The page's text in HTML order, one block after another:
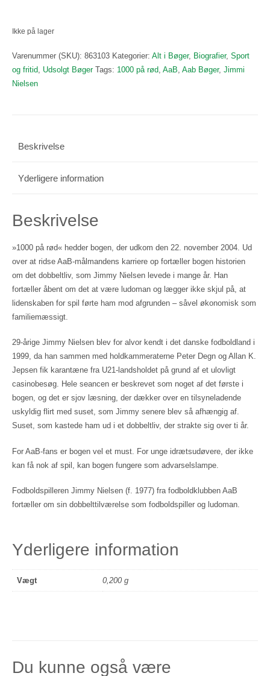
Ikke på lager
Varenummer (SKU): 863103 Kategorier: Alt i Bøger, Biografier, Sport
og fritid, Udsolgt Bøger Tags: 1000 på rød, AaB, Aab Bøger, Jimmi
Nielsen
Beskrivelse
Yderligere information
Beskrivelse
»1000 på rød« hedder bogen, der udkom den 22. november 2004. Ud
over at ridse AaB-målmandens karriere op fortæller bogen historien
om det dobbeltliv, som Jimmy Nielsen levede i mange år. Han
fortæller åbent om det at være ludoman og lægger ikke skjul på, at
lidenskaben for spil førte ham mod afgrunden – såvel økonomisk som
familiemæssigt.
29-årige Jimmy Nielsen blev for alvor kendt i det danske fodboldland i
1999, da han sammen med holdkammeraterne Peter Degn og Allan K.
Jepsen fik karantæne fra U21-landsholdet på grund af et ulovligt
casinobesøg. Hele seancen er beskrevet som noget af det første i
bogen, og det er sjov læsning, der dækker over en tilsyneladende
uskyldig flirt med suset, som Jimmy senere blev så afhængig af.
Suset, som kastede ham ud i et dobbeltliv, der strakte sig over ti år.
For AaB-fans er bogen vel et must. For unge idrætsudøvere, der ikke
kan få nok af spil, kan bogen fungere som advarselslampe.
Fodboldspilleren Jimmy Nielsen (f. 1977) fra fodboldklubben AaB
fortæller om sin dobbelttilværelse som fodboldspiller og ludoman.
Yderligere information
Vægt 0,200 g
Du kunne også være